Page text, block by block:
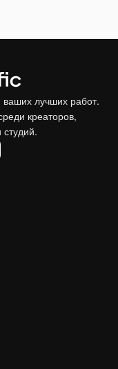
лучших работ.
креаторов,
студий.